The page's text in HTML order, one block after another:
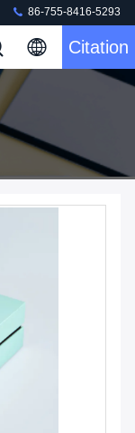
86-755-8416-5293
Citation